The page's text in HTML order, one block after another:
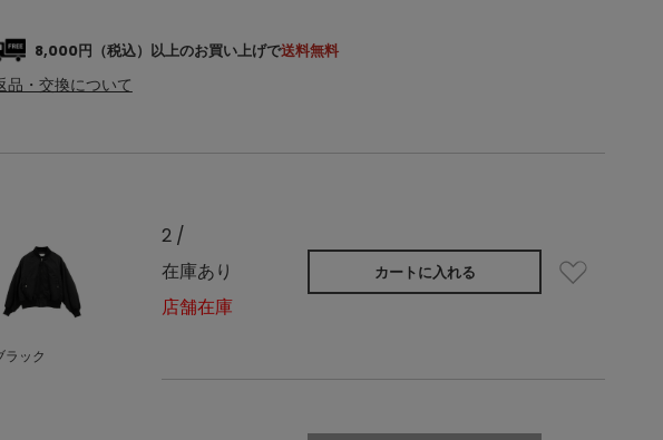
8,000円（税込）以上のお買い上げで送料無料
品・交換について
ラック
2 /
在庫あり
店舗在庫
カートに入れる